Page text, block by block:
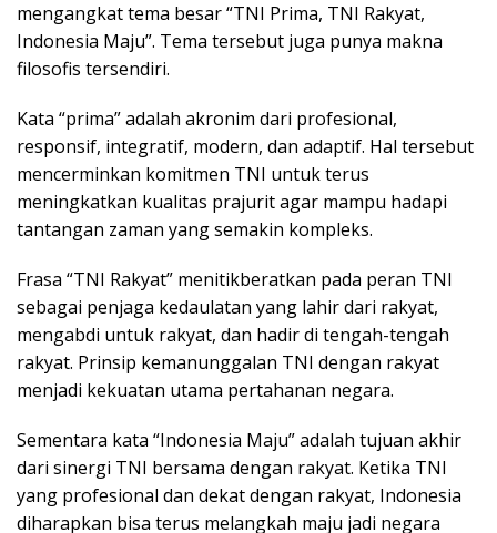
mengangkat tema besar “TNI Prima, TNI Rakyat,
Indonesia Maju”. Tema tersebut juga punya makna
filosofis tersendiri.
Kata “prima” adalah akronim dari profesional,
responsif, integratif, modern, dan adaptif. Hal tersebut
mencerminkan komitmen TNI untuk terus
meningkatkan kualitas prajurit agar mampu hadapi
tantangan zaman yang semakin kompleks.
Frasa “TNI Rakyat” menitikberatkan pada peran TNI
sebagai penjaga kedaulatan yang lahir dari rakyat,
mengabdi untuk rakyat, dan hadir di tengah-tengah
rakyat. Prinsip kemanunggalan TNI dengan rakyat
menjadi kekuatan utama pertahanan negara.
Sementara kata “Indonesia Maju” adalah tujuan akhir
dari sinergi TNI bersama dengan rakyat. Ketika TNI
yang profesional dan dekat dengan rakyat, Indonesia
diharapkan bisa terus melangkah maju jadi negara